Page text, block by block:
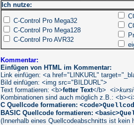
Ich nutze:
C-Control Pro Mega32
C-Control Pro Mega128
C-Control Pro AVR32
Kommentar:
Einfügen von HTML im Kommentar:
Link einfügen: <a href="LINKURL"
Bild einfügen: <img src="BILDURL">
Text formatieren: <b>fetter Text</b> <i>
Kombinationen sind auch möglich z.B.:
C Quellcode formatieren: <code>
BASIC Quellcode formatieren: <basic>
(Innerhalb eines Quellcodeabschnitts ist kein